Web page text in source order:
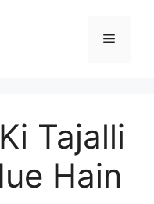
Menu
Tajalli
Hain